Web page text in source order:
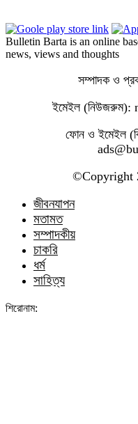
Bulletin Barta is an online
news, views and thoughts
সম্পাদক ও
ইমেইল
ফোন ও ইমেইল
©️Copyright
জীবনযাপন
মতামত
সম্পাদকীয়
চাকরি
ধর্ম
সাহিত্য
শিরোনাম: